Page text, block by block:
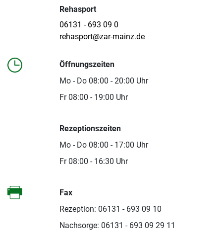
Öffnungszeiten
Mo - Do 08:00 - 20:00 Uhr
Fr 08:00 - 19:00 Uhr
Rezeptionszeiten
Mo - Do 08:00 - 17:00 Uhr
Fr 08:00 - 16:30 Uhr
Rehasport
06131 - 693 09 0
rehasport@zar-mainz.de
Fax
Rezeption: 06131 - 693 09 10
Nachsorge: 06131 - 693 09 29 11